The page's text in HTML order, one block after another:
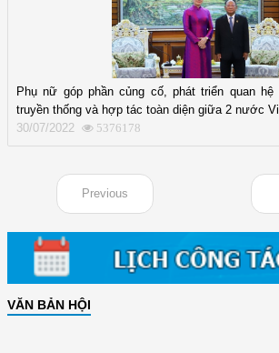
Phụ nữ góp phần củng cố, phát triển quan hệ
truyền thống và hợp tác toàn diện giữa 2 nước
30/07/2022
5376178
Previous
VĂN BẢN HỘI